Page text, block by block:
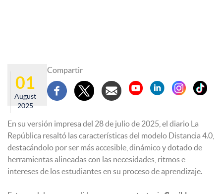
01
August
2025
Compartir
En su versión impresa del 28 de julio de 2025, el diario La
República resaltó las características del modelo Distancia 4.0,
destacándolo por ser más accesible, dinámico y dotado de
herramientas alineadas con las necesidades, ritmos e
intereses de los estudiantes en su proceso de aprendizaje.